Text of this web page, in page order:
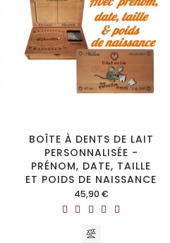
BOÎTE À DENTS DE LAIT
PERSONNALISÉE -
PRÉNOM, DATE, TAILLE
ET POIDS DE NAISSANCE
Prix
45,90 €